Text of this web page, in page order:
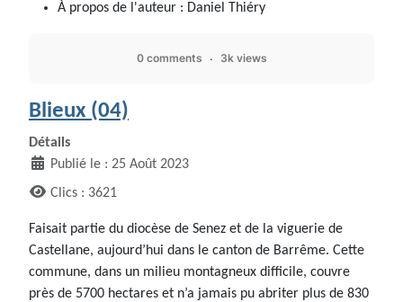
À propos de l'auteur : Daniel Thiéry
0 comments 3k views
Blieux (04)
Détails
Publié le : 25 Août 2023
Clics : 3621
Faisait partie du diocèse de Senez et de la viguerie de
Castellane, aujourd’hui dans le canton de Barrême. Cette
commune, dans un milieu montagneux difficile, couvre
près de 5700 hectares et n’a jamais pu abriter plus de 830